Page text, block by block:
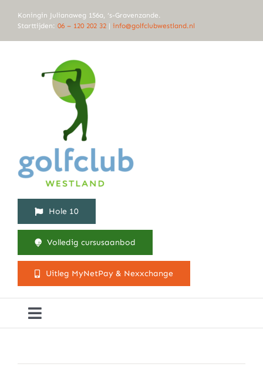
naar
Koningin Julianaweg 156a, ‘s-Gravenzande.
Starttijden: 06 – 120 202 32 | info@golfclubwestland.nl
Hole 10
Volledig cursusaanbod
Uitleg MyNetPay & Nexxchange
Toggle